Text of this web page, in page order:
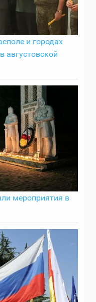
и городах
августовской
мероприятия в